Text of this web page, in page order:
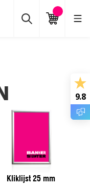
Kliklijst 25 mm
9.8